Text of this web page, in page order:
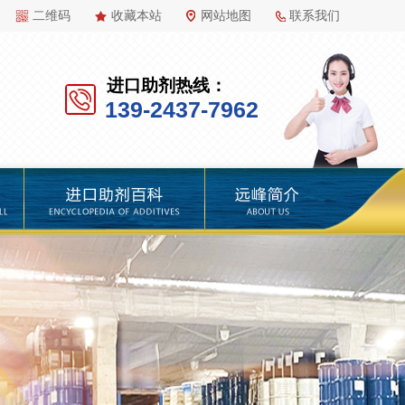
二维码 收藏本站 网站地图 联系我们
进口助剂热线：
139-2437-7962
科 远峰简介